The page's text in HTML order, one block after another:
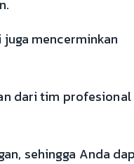
mencerminkan
dari tim
sehingga Anda